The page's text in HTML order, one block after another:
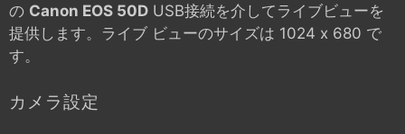
の Canon EOS 50D USB接続を介してライブビューを
提供します。ライブ ビューのサイズは 1024 x 680 で
す。
カメラ設定